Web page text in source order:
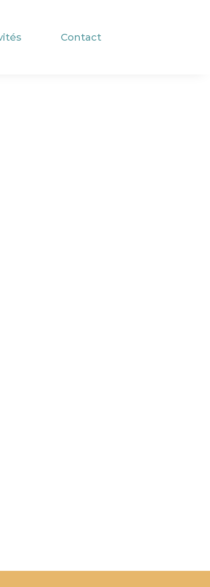
Contact